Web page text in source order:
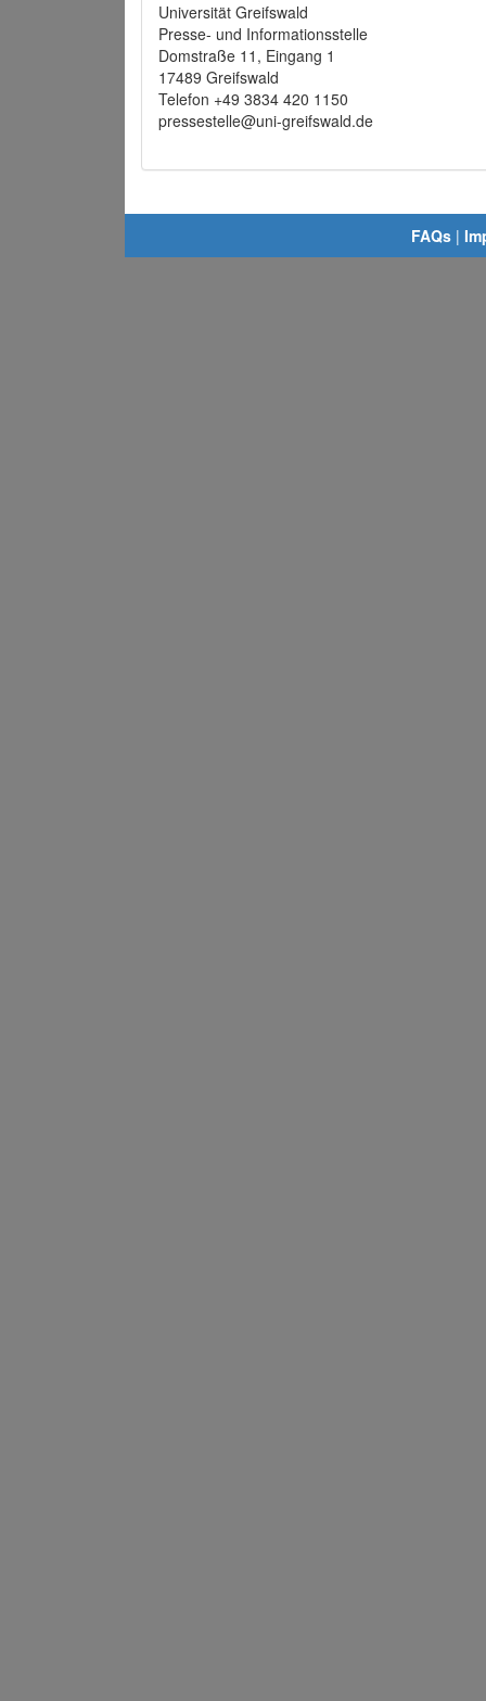
Universität Greifswald
Presse- und Informationsstelle
Domstraße 11, Eingang 1
17489 Greifswald
Telefon +49 3834 420 1150
pressestelle@uni-greifswald.de
FAQs |